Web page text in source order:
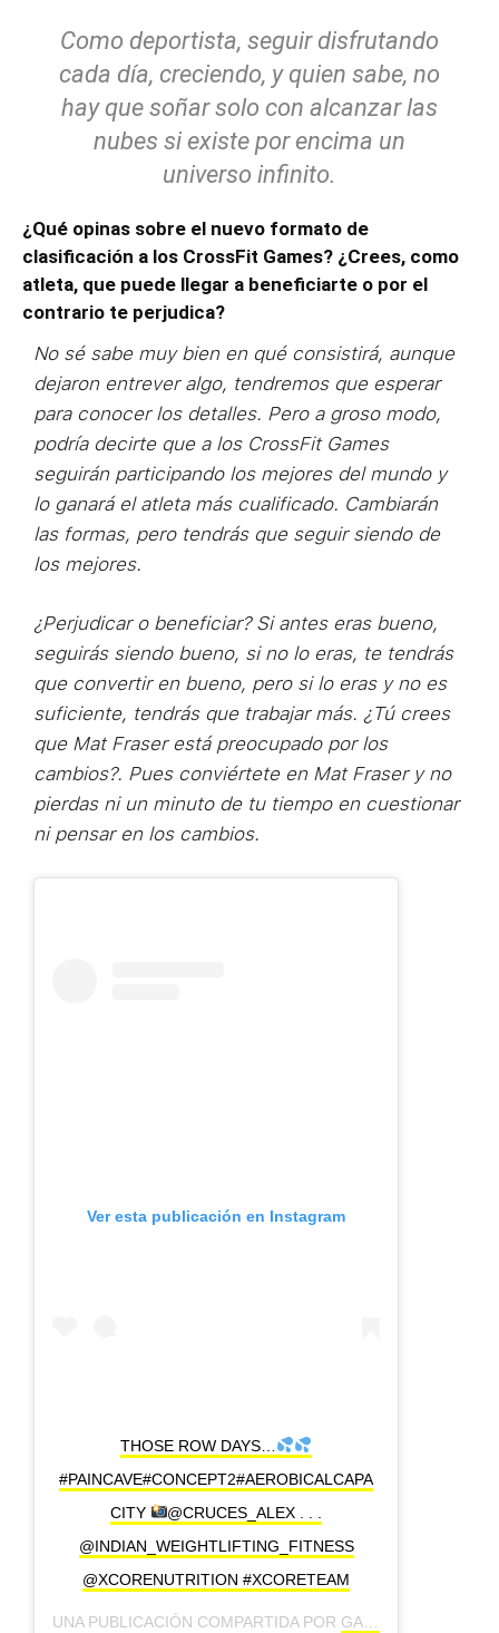
Como deportista, seguir disfrutando
cada día, creciendo, y quien sabe, no
hay que soñar solo con alcanzar las
nubes si existe por encima un
universo infinito.
¿Qué opinas sobre el nuevo formato de
clasificación a los CrossFit Games? ¿Crees, como
atleta, que puede llegar a beneficiarte o por el
contrario te perjudica?
No sé sabe muy bien en qué consistirá, aunque
dejaron entrever algo, tendremos que esperar
para conocer los detalles. Pero a groso modo,
podría decirte que a los CrossFit Games
seguirán participando los mejores del mundo y
lo ganará el atleta más cualificado. Cambiarán
las formas, pero tendrás que seguir siendo de
los mejores.
¿Perjudicar o beneficiar? Si antes eras bueno,
seguirás siendo bueno, si no lo eras, te tendrás
que convertir en bueno, pero si lo eras y no es
suficiente, tendrás que trabajar más. ¿Tú crees
que Mat Fraser está preocupado por los
cambios?. Pues conviértete en Mat Fraser y no
pierdas ni un minuto de tu tiempo en cuestionar
ni pensar en los cambios.
Ver esta publicación en Instagram
THOSE ROW DAYS…
#PAINCAVE#CONCEPT2#AEROBICALCAPA
CITY
@CRUCES_ALEX . . .
@INDIAN_WEIGHTLIFTING_FITNESS
@XCORENUTRITION #XCORETEAM
UNA PUBLICACIÓN COMPARTIDA POR GABI CASTRO